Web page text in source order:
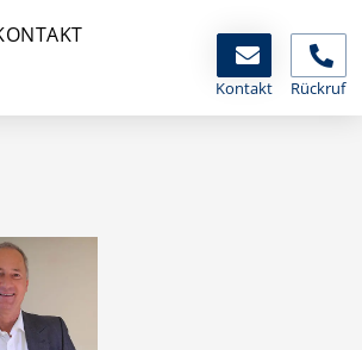
Kontakt Rückruf